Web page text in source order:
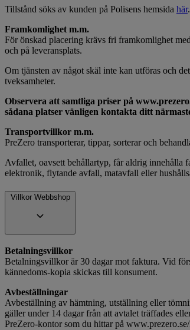
Tillstånd söks av kunden på Polisens hemsida här.
Framkomlighet m.m.
För önskad placering krävs fri framkomlighet
och på leveransplats.
Om tjänsten av något skäl inte kan utföras och
tveksamheter.
Observera att samtliga priser på
sådana platser vänligen kontakta ditt
Transportvillkor m.m.
PreZero transporterar, tippar, sorterar och
Avfallet, oavsett behållartyp, får aldrig innehålla
elektronik, flytande avfall, matavfall eller
Villkor Webbshop
Betalningsvillkor
Betalningsvillkor är 30 dagar mot faktura. Vid
kännedoms-kopia skickas till konsument.
Avbeställningar
Avbeställning av hämtning, utställning eller
gäller under 14 dagar från att avtalet träffades
PreZero-kontor som du hittar på